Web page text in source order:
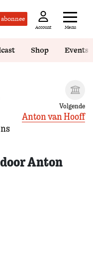
Account Menu
Shop Events
Volgende
Anton van Hooff
Anton